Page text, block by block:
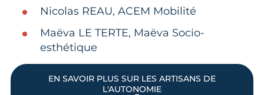
Nicolas REAU, ACEM Mobilité​
Maëva LE TERTE, Maëva Socio-
esthétique
EN SAVOIR PLUS SUR LES ARTISANS DE
L'AUTONOMIE